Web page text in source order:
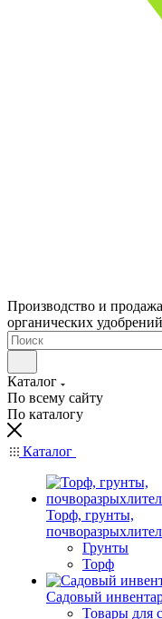
Производство и
органических удобрений
Каталог
По всему сайту
По каталогу
Каталог
Торф, грунты,
Грунты
Торф
Садовый
Товары для